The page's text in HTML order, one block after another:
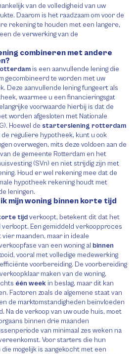
van de volledigheid van uw
Daarom is het raadzaam om voor de
rekening te houden met een langere,
de verwerking van de
combineren met andere
is een aanvullende lening die
gecombineerd te worden met uw
Deze aanvullende lening fungeert als
waarmee u een financieringsgat
voorwaarde hierbij is dat de
worden afgesloten met Nationale
Hoewel de starterslening rotterdam
reguliere hypotheek, kunt u ook
overwegen, mits deze voldoen aan de
de gemeente Rotterdam en het
(SVn) en niet strijdig zijn met
Houd er wel rekening mee dat de
hypotheek rekening houdt met
leningen.
mijn woning binnen korte tijd
tijdverkoopt, betekent dit dat het
Een gemiddeld verkoopproces
maanden, maar in ideale
van een woning al binnen
vooral met volledige medewerking
voorbereiding. De voorbereiding
maken van de woning,
één week in beslag, maar dit kan
Factoren zoals de algemene staat van
de marktomstandigheden beïnvloeden
Na de verkoop van uw oude huis, moet
binnen drie maanden
van minimaal zes weken na
Voor starters die hun
mogelijk is aangekocht met een